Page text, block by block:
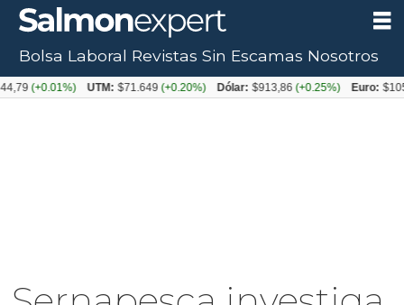
Bolsa Laboral Revistas Sin Escamas Nosotros
UTM: $71.649(+0.20%) Dólar: $913,86(+0.25%) Euro: $1053,08